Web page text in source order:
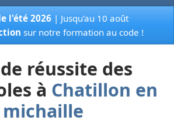
l'été 2026| Jusqu'au 10 août
sur notre formation au code !
réussite des
à Chatillon en
michaille